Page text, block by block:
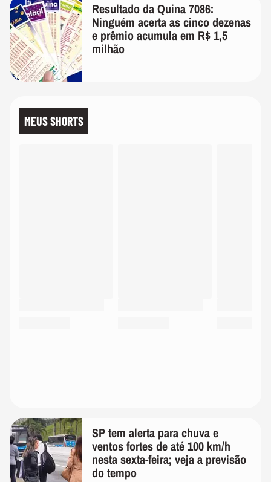
Resultado da Quina 7086:
Ninguém acerta as cinco dezenas
e prêmio acumula em R$ 1,5
milhão
MEUS SHORTS
SP tem alerta para chuva e
ventos fortes de até 100 km/h
nesta sexta-feira; veja a previsão
do tempo